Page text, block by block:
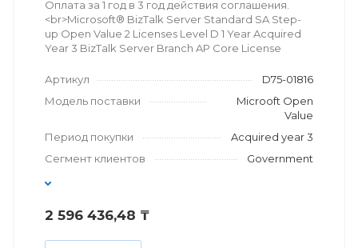
Оплата за 1 год в 3 год действия соглашения.
<br>Microsoft® BizTalk Server Standard SA Step-
up Open Value 2 Licenses Level D 1 Year Acquired
Year 3 BizTalk Server Branch AP Core License
Артикул
D75-01816
Модель поставки
Microoft Open
Value
Период покупки
Acquired year 3
Сегмент клиентов
Government
2 596 436,48 ₸